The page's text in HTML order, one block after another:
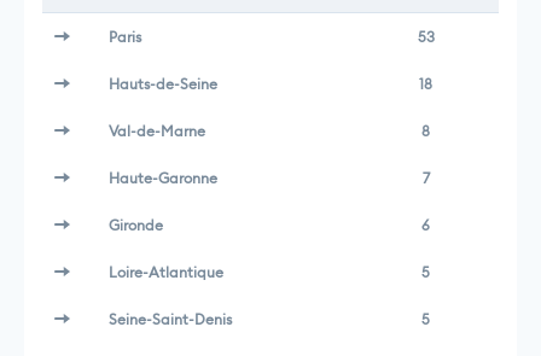
Paris 53
Hauts-de-Seine 18
Val-de-Marne 8
Haute-Garonne 7
Gironde 6
Loire-Atlantique 5
Seine-Saint-Denis 5